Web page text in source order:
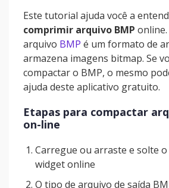
Este tutorial ajuda você a
comprimir arquivo BMP
arquivo BMP é um formato de
armazena imagens bitmap. Se
compactar o BMP, o mesmo
ajuda deste aplicativo gratuito.
Etapas para compactar
on-line
Carregue ou arraste e solte
widget online
O tipo de arquivo de saída